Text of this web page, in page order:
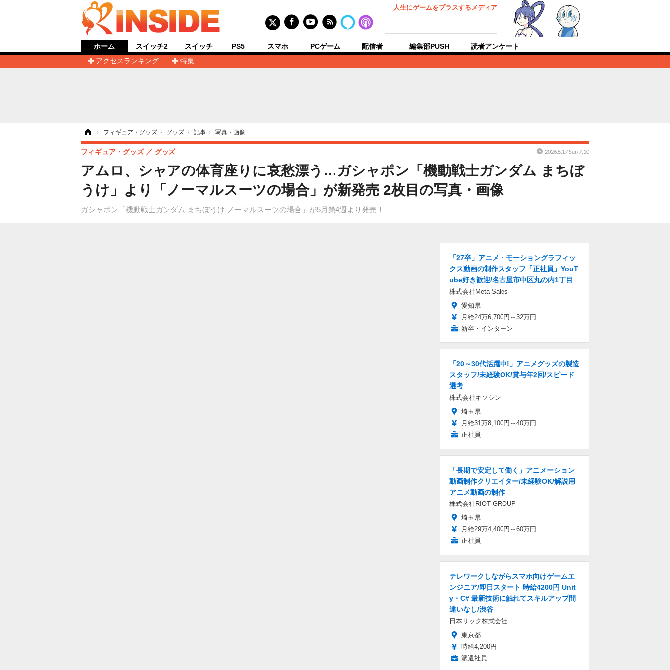
人生にゲームをプラスするメディア
ホーム
アクセスランキング
特集
スイッチ2 スイッチ PS5 スマホ PCゲーム 配信者 編集部PUSH 読者アンケート
› フィギュア・グッズ › グッズ › 記事 › 写真・画像
アムロ、シャアの体育座りに哀愁漂う…ガシャポン「機動戦士ガンダム まちぼ
うけ」より「ノーマルスーツの場合」が新発売 2枚目の写真・画像
ガシャポン「機動戦士ガンダム まちぼうけ ノーマルスーツの場合」が5月第4週より発売！
フィギュア・グッズ グッズ 2026.5.17 Sun 7:10
「27卒」アニメ・モーショングラフィッ
クス動画の制作スタッフ「正社員」YouT
ube好き歓迎/名古屋市中区丸の内1丁目
株式会社Meta Sales
愛知県
月給24万6,700円～32万円
新卒・インターン
「20～30代活躍中!」アニメグッズの製造
スタッフ/未経験OK/賞与年2回/スピード
選考
株式会社キソシン
埼玉県
月給31万8,100円～40万円
正社員
「長期で安定して働く」アニメーション
動画制作クリエイター/未経験OK/解説用
アニメ動画の制作
株式会社RIOT GROUP
埼玉県
月給29万4,400円～60万円
正社員
テレワークしながらスマホ向けゲームエ
ンジニア/即日スタート 時給4200円 Unit
y・C# 最新技術に触れてスキルアップ間
違いなし/渋谷
日本リック株式会社
東京都
時給4,200円
派遣社員